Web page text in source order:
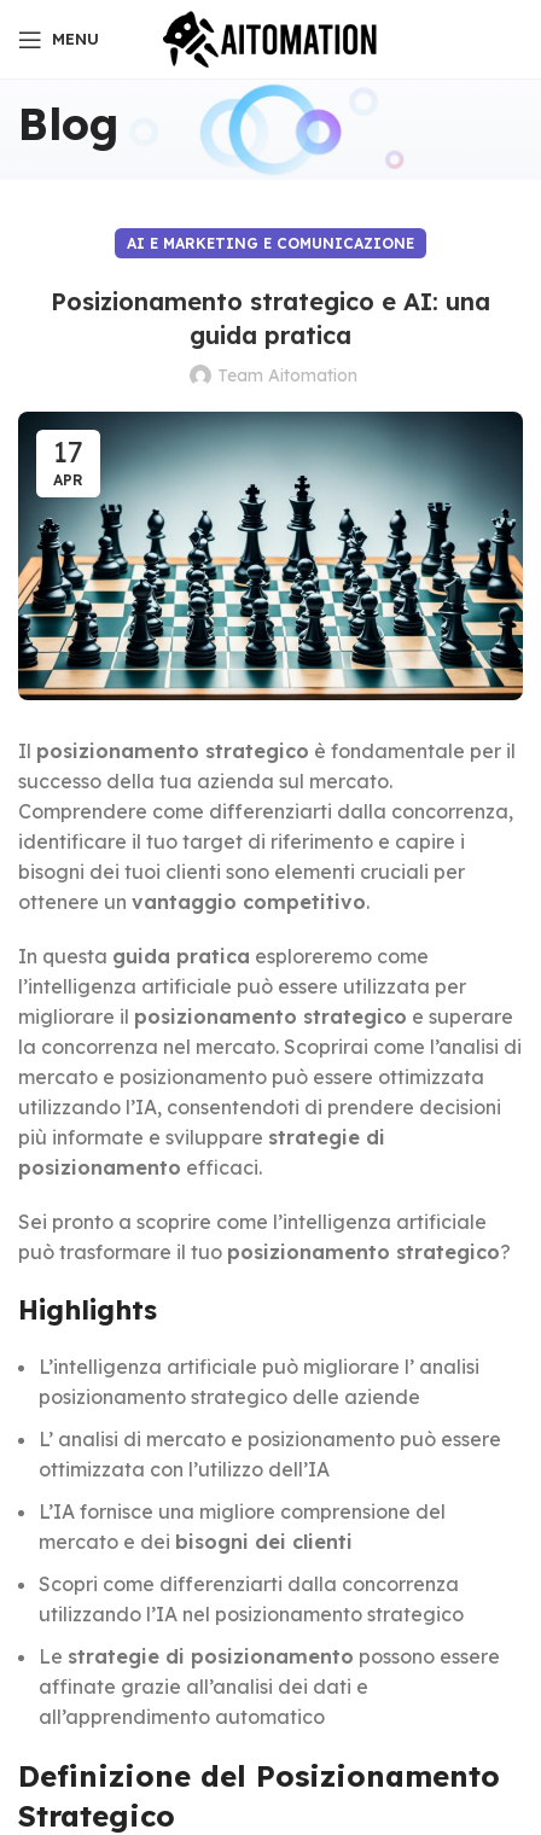
MENU
Blog
AI E MARKETING E COMUNICAZIONE
Posizionamento strategico e AI: una
guida pratica
Team Aitomation
17
APR
Il posizionamento strategico è fondamentale per il
successo della tua azienda sul mercato.
Comprendere come differenziarti dalla concorrenza,
identificare il tuo target di riferimento e capire i
bisogni dei tuoi clienti sono elementi cruciali per
ottenere un vantaggio competitivo.
In questa guida pratica esploreremo come
l’intelligenza artificiale può essere utilizzata per
migliorare il posizionamento strategico e superare
la concorrenza nel mercato. Scoprirai come l’analisi di
mercato e posizionamento può essere ottimizzata
utilizzando l’IA, consentendoti di prendere decisioni
più informate e sviluppare strategie di
posizionamento efficaci.
Sei pronto a scoprire come l’intelligenza artificiale
può trasformare il tuo posizionamento strategico?
Highlights
L’intelligenza artificiale può migliorare l’ analisi
posizionamento strategico delle aziende
L’ analisi di mercato e posizionamento può essere
ottimizzata con l’utilizzo dell’IA
L’IA fornisce una migliore comprensione del
mercato e dei bisogni dei clienti
Scopri come differenziarti dalla concorrenza
utilizzando l’IA nel posizionamento strategico
Le strategie di posizionamento possono essere
affinate grazie all’analisi dei dati e
all’apprendimento automatico
Definizione del Posizionamento
Strategico